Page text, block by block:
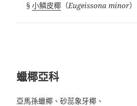
§小鱗皮椰 （Eugeissona minor）
蠟椰亞科
亞馬孫蠟椰、砂蕊象牙椰、